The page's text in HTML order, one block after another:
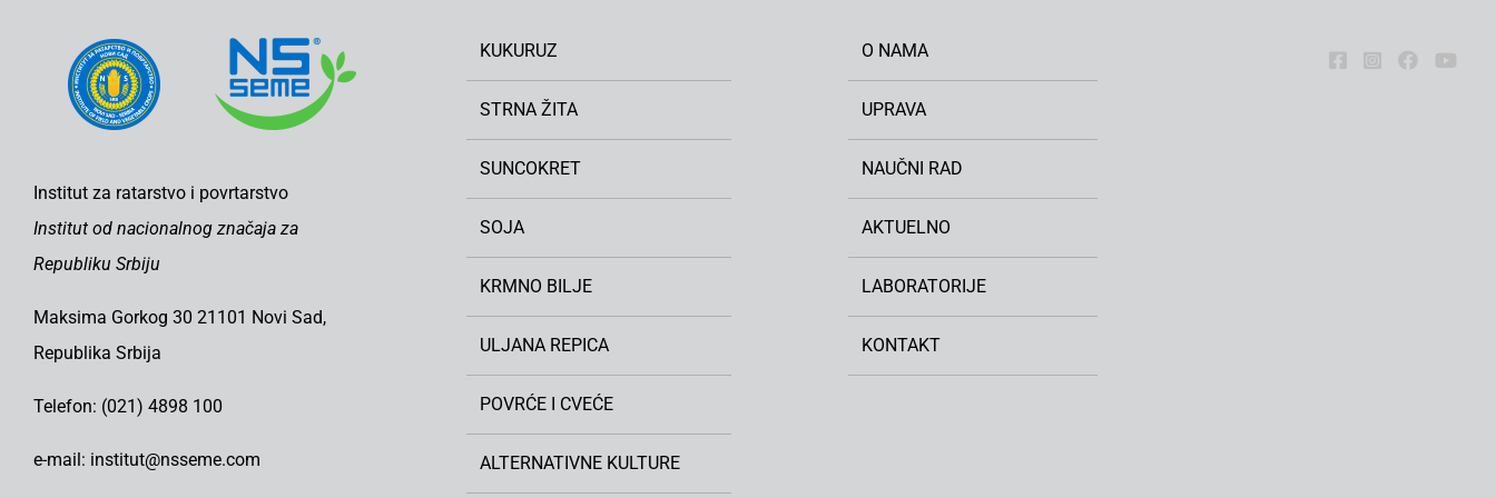
Institut za ratarstvo i povrtarstvo
Institut od nacionalnog značaja za
Republiku Srbiju
Maksima Gorkog 30 21101 Novi Sad,
Republika Srbija
Telefon: (021) 4898 100
e-mail: institut@nsseme.com
KUKURUZ
STRNA ŽITA
SUNCOKRET
SOJA
KRMNO BILJE
ULJANA REPICA
POVRĆE I CVEĆE
ALTERNATIVNE KULTURE
O NAMA
UPRAVA
NAUČNI RAD
AKTUELNO
LABORATORIJE
KONTAKT